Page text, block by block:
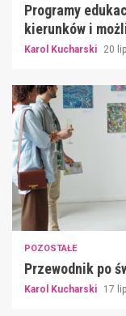
Programy
kierunków i
Karol Kucharski 20
POZOSTAŁE
Przewodnik po
Karol Kucharski 17